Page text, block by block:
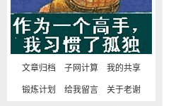
文章归档 子网计算 我的共享
锻炼计划 给我留言 关于老谢